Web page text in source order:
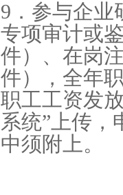
9．参与企业
专项审计或
件）、在岗
件），全年
职工工资发
系统”上传，
中须附上。